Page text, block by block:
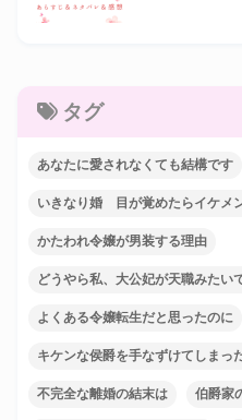
タグ
あなたに愛されなくても結構です
いきなり婚 目が覚めたらイケメ
かたわれ令嬢が男装する理由
どうやら私、大公妃が天職みたい
よくある令嬢転生だと思ったのに
キケンな侯爵を手なずけてしまっ
不完全な離婚の結末は 伯爵家